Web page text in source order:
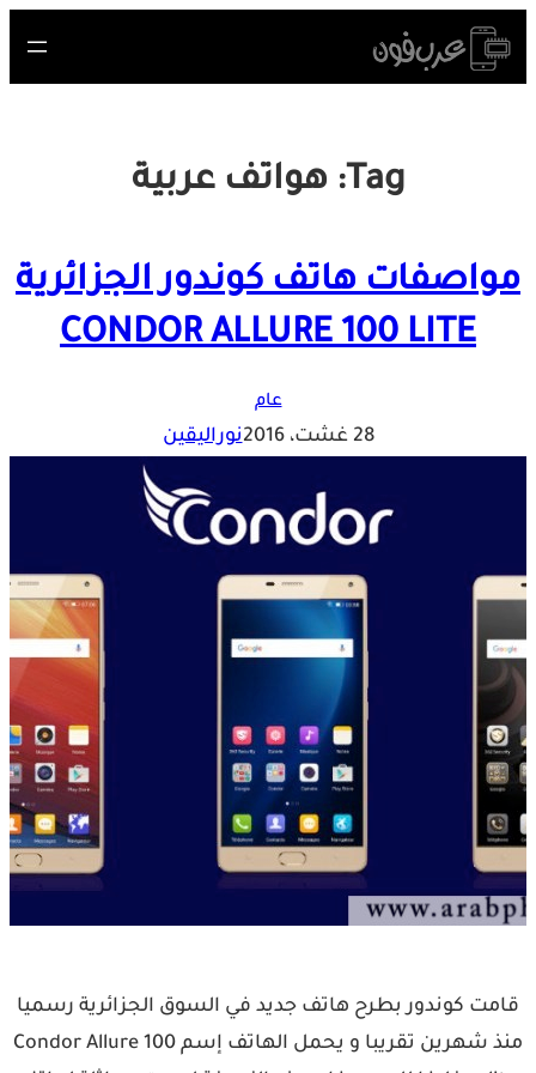
Skip
to
Tag: هواتف عربية
مواصفات هاتف كوندور الجزائرية
CONDOR ALLURE 100 LITE
عام
28 غشت، 2016 نوراليقين
قامت كوندور بطرح هاتف جديد في السوق الجزائرية رسميا
منذ شهرين تقريبا و يحمل الهاتف إسم Condor Allure 100